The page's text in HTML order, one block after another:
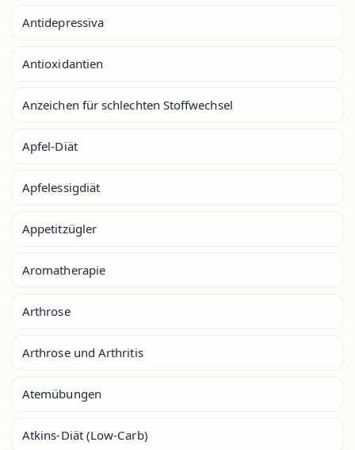
Antidepressiva
Antioxidantien
Anzeichen für schlechten Stoffwechsel
Apfel-Diät
Apfelessigdiät
Appetitzügler
Aromatherapie
Arthrose
Arthrose und Arthritis
Atemübungen
Atkins-Diät (Low-Carb)